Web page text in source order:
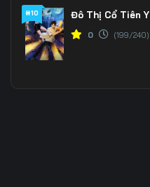
#10 Đô Thị Cổ Tiên Y
0 (199/240)